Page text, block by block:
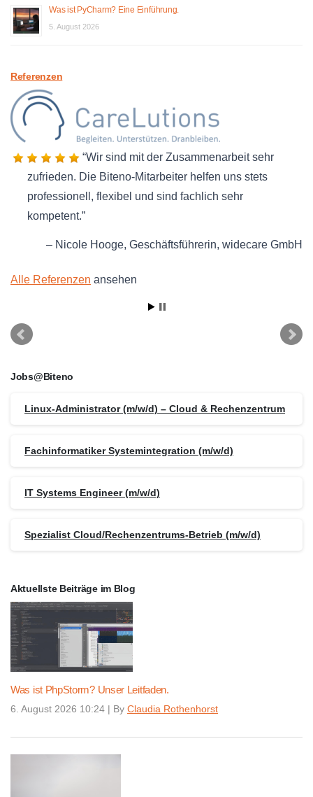
Was ist PyCharm? Eine Einführung.
5. August 2026
Referenzen
Wir sind mit der Zusammenarbeit sehr
zufrieden. Die Biteno-Mitarbeiter helfen uns stets
professionell, flexibel und sind fachlich sehr
kompetent.
Nicole Hooge Geschäftsführerin widecare GmbH
Alle Referenzen ansehen
Jobs@Biteno
Linux-Administrator (m/w/d) – Cloud & Rechenzentrum
Fachinformatiker Systemintegration (m/w/d)
IT Systems Engineer (m/w/d)
Spezialist Cloud/Rechenzentrums-Betrieb (m/w/d)
Aktuellste Beiträge im Blog
Was ist PhpStorm? Unser Leitfaden.
6. August 2026 10:24 | By Claudia Rothenhorst